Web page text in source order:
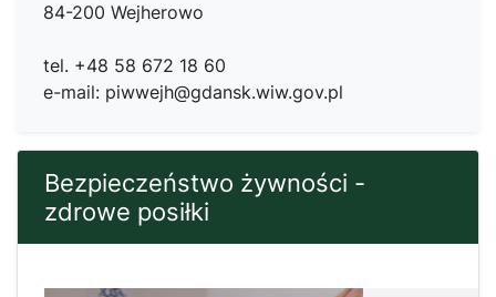
84-200 Wejherowo
tel. +48 58 672 18 60
e-mail: piwwejh@gdansk.wiw.gov.pl
Bezpieczeństwo żywności -
zdrowe posiłki